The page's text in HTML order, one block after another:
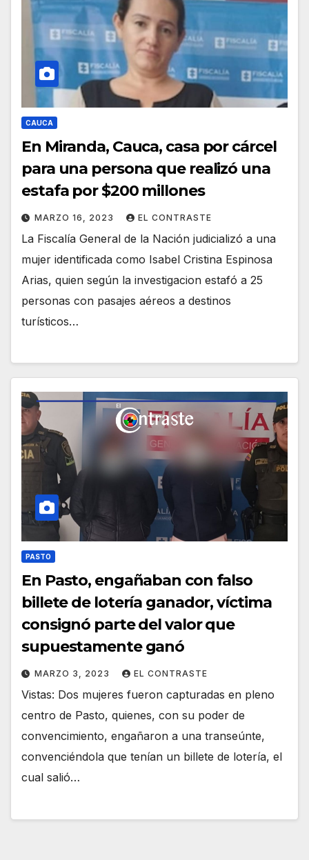
CAUCA
En Miranda, Cauca, casa por cárcel
para una persona que realizó una
estafa por $200 millones
MARZO 16, 2023 EL CONTRASTE
La Fiscalía General de la Nación judicializó a una
mujer identificada como Isabel Cristina Espinosa
Arias, quien según la investigacion estafó a 25
personas con pasajes aéreos a destinos
turísticos…
PASTO
En Pasto, engañaban con falso
billete de lotería ganador, víctima
consignó parte del valor que
supuestamente ganó
MARZO 3, 2023 EL CONTRASTE
Vistas: Dos mujeres fueron capturadas en pleno
centro de Pasto, quienes, con su poder de
convencimiento, engañaron a una transeúnte,
convenciéndola que tenían un billete de lotería, el
cual salió…